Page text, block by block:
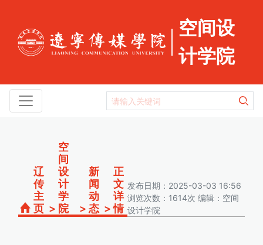
空间设
计学院
辽
传
主
页 >
空
间
设
计
学
院
>
新
闻
动
态 >
正
文
详
情
发布日期：2025-03-03 16:56
浏览次数：1614次 编辑：空间
设计学院